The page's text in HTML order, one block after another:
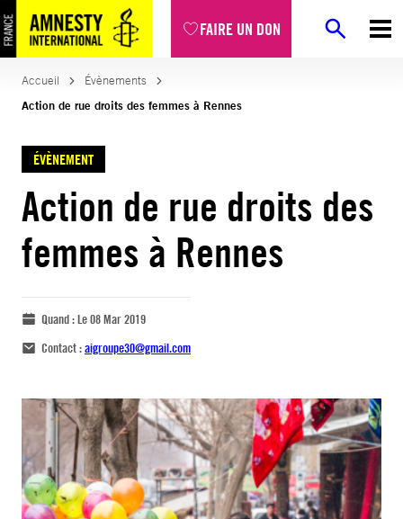
FAIRE UN DON
Accueil
Évènements
Action de rue droits des femmes à Rennes
ÉVÈNEMENT
Action de rue droits des
femmes à Rennes
Quand :Le 08 Mar 2019
Contact :aigroupe30@gmail.com